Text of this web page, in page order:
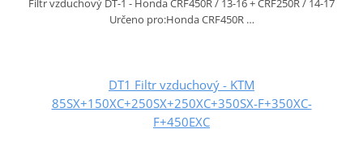
Filtr vzduchový DT-1 - Honda CRF450R / 13-16 + CRF250R / 14-17
Určeno pro:Honda CRF450R …
DT1 Filtr vzduchový - KTM
85SX+150XC+250SX+250XC+350SX-F+350XC-
F+450EXC